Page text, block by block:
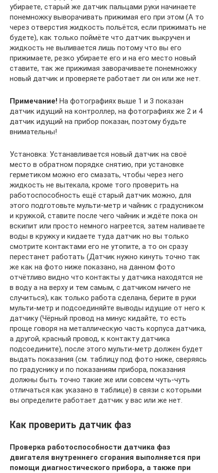
убираете, старый же датчик пальцами руки начинаете
понемножку выворачивать прижимая его при этом (А то
через отверстия жидкость польётся, если прижимать не
будете), как только поймёте что датчик выкручен и
жидкость не выливается лишь потому что вы его
прижимаете, резко убираете его и на его место новый
ставите, так же прижимая заворачиваете понемножку
новый датчик и проверяете работает ли он или же нет.
Примечание! На фотографиях выше 1 и 3 показан
датчик идущий на контроллер, на фотографиях же 2 и 4
датчик идущий на прибор показан, поэтому будьте
внимательны!
Установка: Устанавливается новый датчик на своё
место в обратном порядке снятию, при установке
герметиком можно его смазать, чтобы через него
жидкость не вытекала, кроме того проверить на
работоспособность ещё старый датчик можно, для
этого подготовьте мульти-метр и чайник с градусником
и кружкой, ставите после чего чайник и ждёте пока он
вскипит или просто немного нагреется, затем наливаете
воды в кружку и кидаете туда датчик но вы только
смотрите контактами его не утопите, а то он сразу
перестанет работать (Датчик нужно кинуть точно так
же как на фото ниже показано, на данном фото
отчётливо видно что контакты у датчика находятся не
в воду а на верху и тем самым, с датчиком ничего не
случиться), как только работа сделана, берите в руки
мульти-метр и подсоединяйте выводы идущие от него к
датчику (Чёрный провод на минус кидайте, то есть
проще говоря на металлическую часть корпуса датчика,
а другой, красный провод, к контакту датчика
подсоедините), после этого мульти-метр должен будет
выдать показания (см. таблицу под фото ниже, сверяясь
по градуснику и по показаниям прибора, показания
должны быть точно такие же или совсем чуть-чуть
отличаться как указано в таблице) в связи с которыми
вы определите работает датчик у вас или же нет.
Как проверить датчик фаз
Проверка работоспособности датчика фаз
двигателя внутреннего сгорания выполняется при
помощи диагностического прибора, а также при